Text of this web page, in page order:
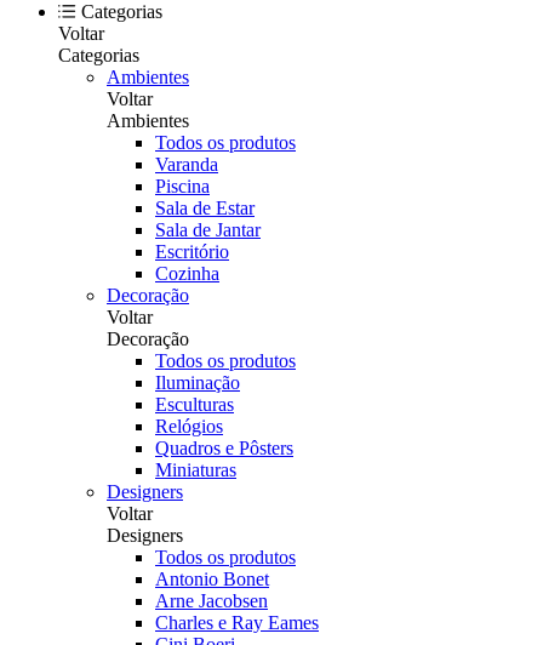
Categorias
Voltar
Categorias
Ambientes
Voltar
Ambientes
Todos os produtos
Varanda
Piscina
Sala de Estar
Sala de Jantar
Escritório
Cozinha
Decoração
Voltar
Decoração
Todos os produtos
Iluminação
Esculturas
Relógios
Quadros e Pôsters
Miniaturas
Designers
Voltar
Designers
Todos os produtos
Antonio Bonet
Arne Jacobsen
Charles e Ray Eames